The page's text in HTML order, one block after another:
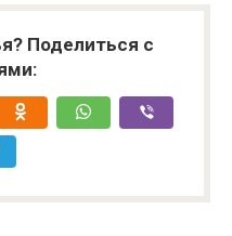
Поделиться с